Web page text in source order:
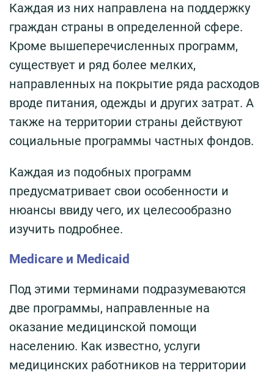
Каждая из них направлена на поддержку
граждан страны в определенной сфере.
Кроме вышеперечисленных программ,
существует и ряд более мелких,
направленных на покрытие ряда расходов
вроде питания, одежды и других затрат. А
также на территории страны действуют
социальные программы частных фондов.
Каждая из подобных программ
предусматривает свои особенности и
нюансы ввиду чего, их целесообразно
изучить подробнее.
Medicare и Medicaid
Под этими терминами подразумеваются
две программы, направленные на
оказание медицинской помощи
населению. Как известно, услуги
медицинских работников на территории